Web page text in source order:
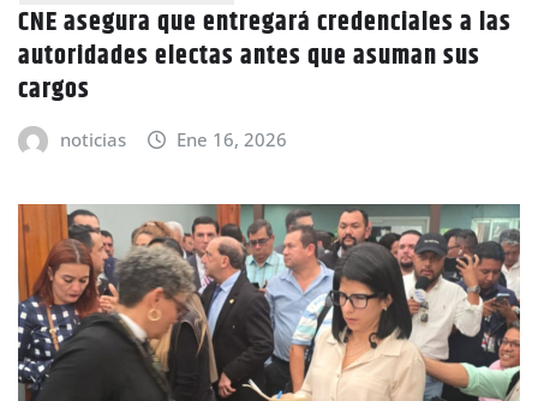
CNE asegura que entregará credenciales a las
autoridades electas antes que asuman sus
cargos
noticias Ene 16, 2026